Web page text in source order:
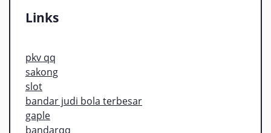
Links
pkv qq
sakong
slot
bandar judi bola terbesar
gaple
bandarqq